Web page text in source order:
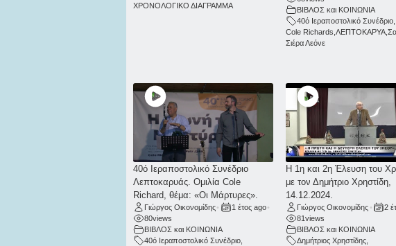
ΧΡΟΝΟΛΟΓΙΚΟ ΔΙΑΓΡΑΜΜΑ
ΒΙΒΛΟΣ και ΚΟΙΝΩΝΙΑ
40ό Ιεραποστολικό Συνέδριο
Cole Richards ,ΛΕΠΤΟΚΑΡΥΑ ,
Σιέρα Λεόνε
40ό Ιεραποστολικό Συνέδριο
Λεπτοκαρυάς. Ομιλία Cole
Richard, θέμα: «Οι Μάρτυρες».
Γιώργος Οικονομίδης• 1 έτος ago•
80views
ΒΙΒΛΟΣ και ΚΟΙΝΩΝΙΑ
40ό Ιεραποστολικό Συνέδριο
Η 1η και 2η Έλευση του
με τον Δημήτριο Χρηστίδη,
14.12.2024.
Γιώργος Οικονομίδης • 2
81views
ΒΙΒΛΟΣ και ΚΟΙΝΩΝΙΑ
Δημήτριος Χρηστίδης